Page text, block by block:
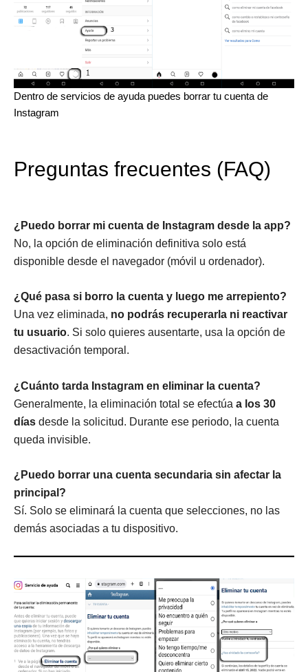
Dentro de servicios de ayuda puedes borrar tu cuenta de
Instagram
Preguntas frecuentes (FAQ)
¿Puedo borrar mi cuenta de Instagram desde la app?
No, la opción de eliminación definitiva solo está
disponible desde el navegador (móvil u ordenador).
¿Qué pasa si borro la cuenta y luego me arrepiento?
Una vez eliminada, no podrás recuperarla ni reactivar
tu usuario. Si solo quieres ausentarte, usa la opción de
desactivación temporal.
¿Cuánto tarda Instagram en eliminar la cuenta?
Generalmente, la eliminación total se efectúa a los 30
días desde la solicitud. Durante ese periodo, la cuenta
queda invisible.
¿Puedo borrar una cuenta secundaria sin afectar la
principal?
Sí. Solo se eliminará la cuenta que selecciones, no las
demás asociadas a tu dispositivo.